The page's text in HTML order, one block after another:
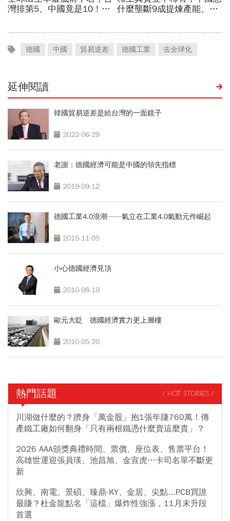
德國 中國 貿易逆差 德國工業 去全球化
延伸閱讀
韓國貿易逆差是給台灣的一面鏡子
2022-06-29
老謝：德國經濟可能是中國的領先指標
2019-09-12
德國工業4.0浪潮——氣立在工業4.0氣動元件崛起
2015-11-05
小心德國經濟見頂
2010-08-19
歐元大貶 德國經濟實力更上層樓
2010-05-20
熱門話題 / HOT STORIES /
川湖做什麼的？躋身「萬金股」抱1張年賺760萬！傳
產鐵工廠如何翻身「只有兩根鐵憑什麼賣這麼貴」？
2026 AAA頒獎典禮時間、票價、座位表、售票平台！
高雄世運迎張員瑛、池昌旭、金宣虎…卡司名單不斷更
新
欣興、南電、景碩、臻鼎-KY、金居、尖點...PCB買誰
最賺？杜金龍點名「這檔」爆炸性強漲，11月末升段
首選